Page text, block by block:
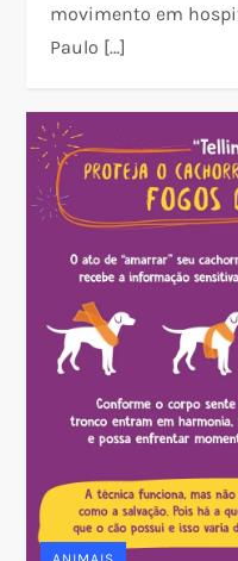
movimento em
Paulo […]